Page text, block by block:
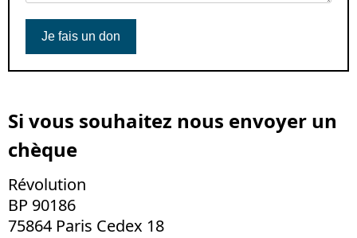
Je fais un don
Si vous souhaitez nous envoyer un
chèque
Révolution
BP 90186
75864 Paris Cedex 18